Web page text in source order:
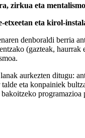
zirkua eta
eta kirol-
denboraldi berria
(gazteak,
aurkezten ditugu:
eta konpainiek